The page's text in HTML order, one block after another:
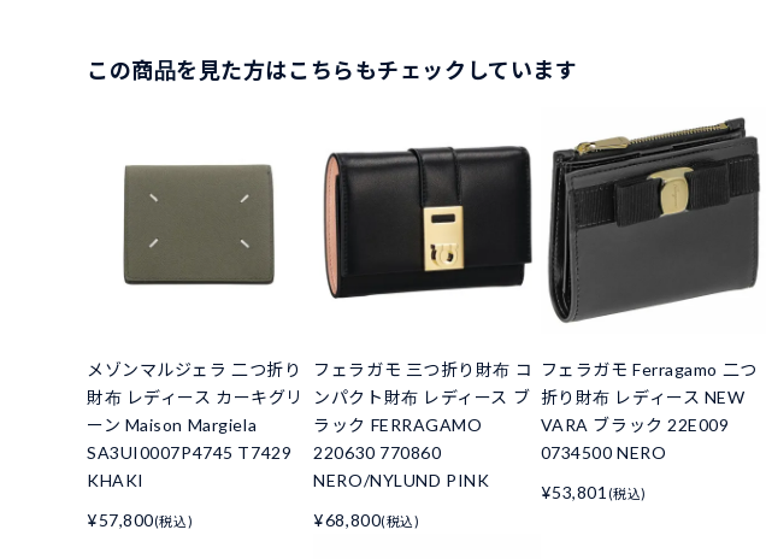
この商品を見た方はこちらもチェックしています
メゾンマルジェラ 二つ折り
財布 レディース カーキグリ
ーン Maison Margiela
SA3UI0007P4745 T7429
KHAKI
¥57,800(税込)
フェラガモ 三つ折り財布 コ
ンパクト財布 レディース ブ
ラック FERRAGAMO
220630 770860
NERO/NYLUND PINK
¥68,800(税込)
フェラガモ Ferragamo 二つ
折り財布 レディース NEW
VARA ブラック 22E009
0734500 NERO
¥53,801 (税込)